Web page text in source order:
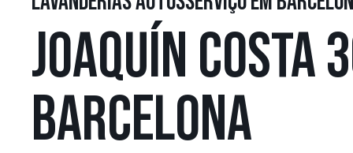
JOAQUÍN COSTA
BARCELONA